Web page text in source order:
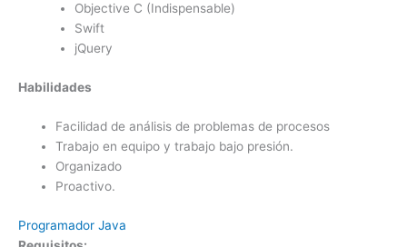
Objective C (Indispensable)
Swift
jQuery
Habilidades
Facilidad de análisis de problemas de procesos
Trabajo en equipo y trabajo bajo presión.
Organizado
Proactivo.
Programador Java